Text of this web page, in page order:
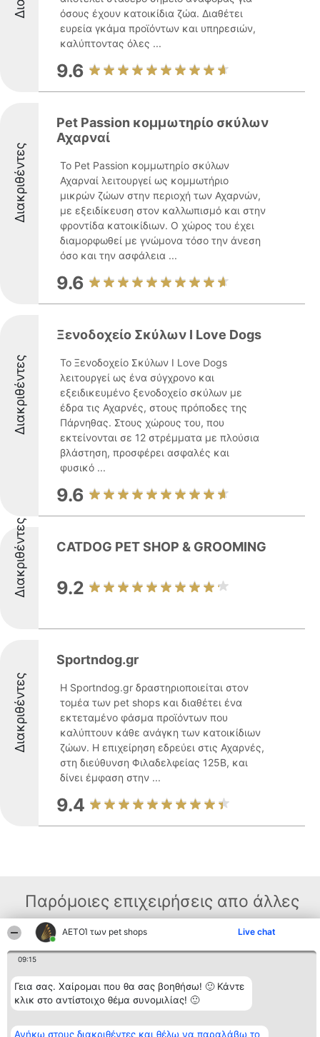
ΑΕΤΟΊ των pet shops Live chat
09:15
Γεια σας. Χαίρομαι που θα σας βοηθήσω! 🙂 Κάντε
κλικ στο αντίστοιχο θέμα συνομιλίας! 🙂
Ανήκω στους διακριθέντες και θέλω να παραλάβω το
όσους έχουν κατοικίδια ζώα. Διαθέτει
ευρεία γκάμα προϊόντων και υπηρεσιών,
καλύπτοντας όλες ...
9.6
Διακριθέντες
Pet Passion κομμωτηρίο σκύλων
Αχαρναί
Το Pet Passion κομμωτηρίο σκύλων
Αχαρναί λειτουργεί ως κομμωτήριο
μικρών ζώων στην περιοχή των Αχαρνών,
με εξειδίκευση στον καλλωπισμό και στην
φροντίδα κατοικίδιων. Ο χώρος του έχει
διαμορφωθεί με γνώμονα τόσο την άνεση
όσο και την ασφάλεια ...
9.6
Διακριθέντες
Ξενοδοχείο Σκύλων I Love Dogs
Το Ξενοδοχείο Σκύλων I Love Dogs
λειτουργεί ως ένα σύγχρονο και
εξειδικευμένο ξενοδοχείο σκύλων με
έδρα τις Αχαρνές, στους πρόποδες της
Πάρνηθας. Στους χώρους του, που
εκτείνονται σε 12 στρέμματα με πλούσια
βλάστηση, προσφέρει ασφαλές και
φυσικό ...
9.6
Διακριθέντες CATDOG PET SHOP & GROOMING
9.2
Διακριθέντες
Sportndog.gr
Η Sportndog.gr δραστηριοποιείται στον
τομέα των pet shops και διαθέτει ένα
εκτεταμένο φάσμα προϊόντων που
καλύπτουν κάθε ανάγκη των κατοικίδιων
ζώων. Η επιχείρηση εδρεύει στις Αχαρνές,
στη διεύθυνση Φιλαδελφείας 125Β, και
δίνει έμφαση στην ...
9.4
Παρόμοιες επιχειρήσεις απο άλλες
περιοχές
κατάταξης
BEAUTIFUL COMPANY
Μονοπρόσωπη ΙΚΕ
2104128019
Διακριθέντες
Λίστα όλων
των
Μεθοδολογία
Επικοινωνία